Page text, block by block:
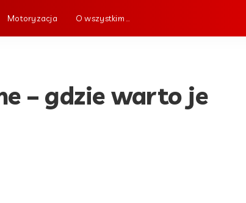
Motoryzacja O wszystkim …
– gdzie warto je